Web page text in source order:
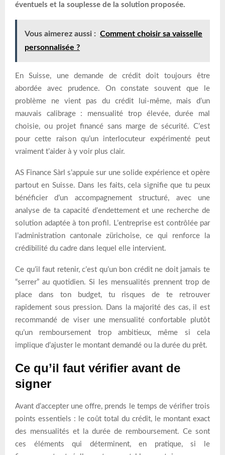
éventuels et la souplesse de la solution proposée.
Vous aimerez aussi : Comment choisir sa vaisselle
personnalisée ?
En Suisse, une demande de crédit doit toujours être
abordée avec prudence. On constate souvent que le
problème ne vient pas du crédit lui-même, mais d’un
mauvais calibrage : mensualité trop élevée, durée mal
choisie, ou projet financé sans marge de sécurité. C’est
pour cette raison qu’un interlocuteur expérimenté peut
vraiment t’aider à y voir plus clair.
AS Finance Sàrl s’appuie sur une solide expérience et opère
partout en Suisse. Dans les faits, cela signifie que tu peux
bénéficier d’un accompagnement structuré, avec une
analyse de ta capacité d’endettement et une recherche de
solution adaptée à ton profil. L’entreprise est contrôlée par
l’administration cantonale zürichoise, ce qui renforce la
crédibilité du cadre dans lequel elle intervient.
Ce qu’il faut retenir, c’est qu’un bon crédit ne doit jamais te
“serrer” au quotidien. Si les mensualités prennent trop de
place dans ton budget, tu risques de te retrouver
rapidement sous pression. Dans la majorité des cas, il est
recommandé de viser une mensualité confortable plutôt
qu’un remboursement trop ambitieux, même si cela
implique d’ajuster le montant demandé ou la durée du prêt.
Ce qu’il faut vérifier avant de
signer
Avant d’accepter une offre, prends le temps de vérifier trois
points essentiels : le coût total du crédit, le montant exact
des mensualités et la durée de remboursement. Ce sont
ces éléments qui déterminent, en pratique, si le